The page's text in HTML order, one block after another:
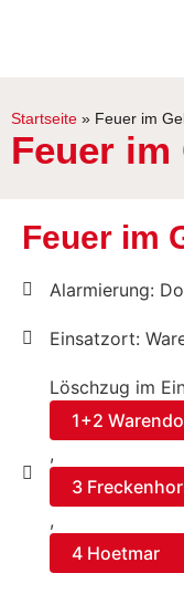
Startseite » Feuer im
Feuer im
Feuer im
Alarmierung:
Einsatzort:
Löschzug im
1+2
,
3
,
4 Hoetmar